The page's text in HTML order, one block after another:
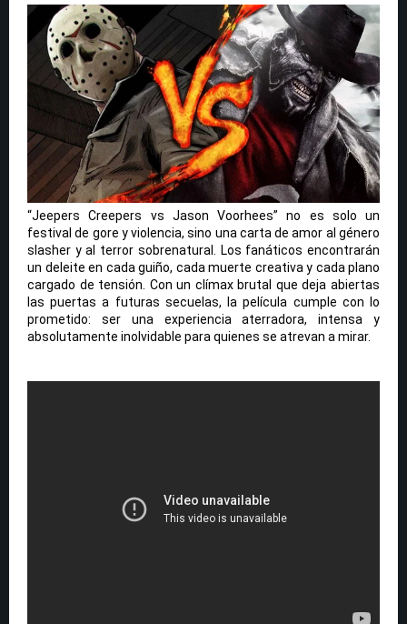
“Jeepers Creepers vs Jason Voorhees” no es solo un
festival de gore y violencia, sino una carta de amor al género
slasher y al terror sobrenatural. Los fanáticos encontrarán
un deleite en cada guiño, cada muerte creativa y cada plano
cargado de tensión. Con un clímax brutal que deja abiertas
las puertas a futuras secuelas, la película cumple con lo
prometido: ser una experiencia aterradora, intensa y
absolutamente inolvidable para quienes se atrevan a mirar.